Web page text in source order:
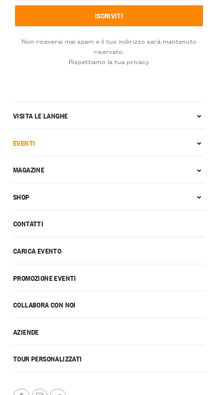
Non riceverai mai spam e il tuo indirizzo sarà mantenuto
riservato.
Rispettiamo la tua privacy.
CONTATTI
CARICA EVENTO
PROMOZIONE EVENTI
COLLABORA CON NOI
AZIENDE
TOUR PERSONALIZZATI
VISITA LE LANGHE
EVENTI
MAGAZINE
SHOP